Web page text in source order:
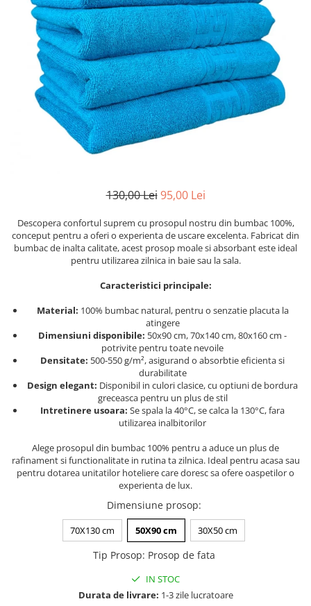
Cearceaf cu elastic
Cearceaf normal
Lenjerii De Pat Creponate
Lenjerii De Pat Bumbac Poplin 2
Persoane
Lenjerii De Pat Bumbac Poplin,
Matlasate, 2 Persoane
Lenjerii De Pat Bumbac Satinat 2
Lenjerii De Pat, Finet Premium 3D,
Lenjerii De Pat Jacquard
Lenjerii De Pat Catifea
Set Lenjerie De Pat Blana
Artificiala De Iepure, 6 Piese, 2
Set Lenjerie Pat Blanita Iepure, 6
Piese, Cu Pilota Inclusa
Lenjerii De Pat Premium Collection
Set Lenjerie De Pat, 7 Piese, Cu
Pilota / Cuvertura Inclusa
Set Lenjerie De Pat Jacquard Regal,
Lenjerii Damasc Egiptean King Size
Lenjerii De Pat, Finet Premium, 1
Lenjerii De Pat Damasc 1 Persoana
Lenjerii De Pat, Imprimeu 3D, 1
130,00 Lei 95,00 Lei
Descopera confortul suprem cu prosopul nostru din bumbac 100%,
conceput pentru a oferi o experienta de uscare excelenta. Fabricat din
bumbac de inalta calitate, acest prosop moale si absorbant este ideal
pentru utilizarea zilnica in baie sau la sala.
Caracteristici principale:
Material: 100% bumbac natural, pentru o senzatie placuta la
atingere
Dimensiuni disponibile: 50x90 cm, 70x140 cm, 80x160 cm -
potrivite pentru toate nevoile
Densitate: 500-550 g/m², asigurand o absorbtie eficienta si
durabilitate
Design elegant: Disponibil in culori clasice, cu optiuni de bordura
greceasca pentru un plus de stil
Intretinere usoara: Se spala la 40°C, se calca la 130°C, fara
utilizarea inalbitorilor
Alege prosopul din bumbac 100% pentru a aduce un plus de
rafinament si functionalitate in rutina ta zilnica. Ideal pentru acasa sau
pentru dotarea unitatilor hoteliere care doresc sa ofere oaspetilor o
experienta de lux.
Dimensiune prosop:
70X130 cm 50X90 cm 30X50 cm
Tip Prosop: Prosop de fata
IN STOC
Durata de livrare: 1-3 zile lucratoare